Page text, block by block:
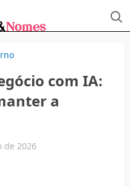
com IA:
a
de 2026